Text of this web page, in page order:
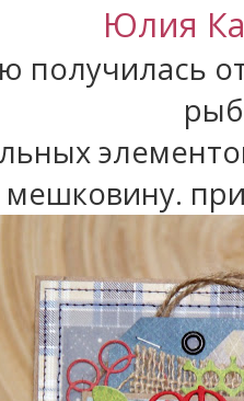
Юлия
получилась